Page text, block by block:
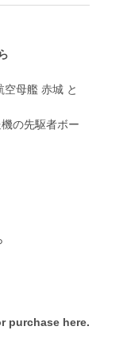
母艦 赤城 と
の先駆者ボー
purchase here.